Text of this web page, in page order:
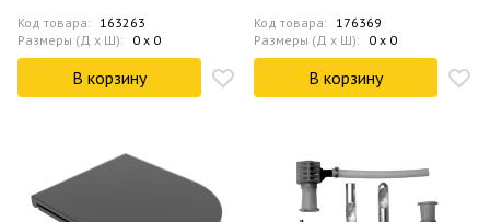
Код товара: 163263
Размеры (Д x Ш): 0 x 0
В корзину
Код товара: 176369
Размеры (Д x Ш): 0 x 0
В корзину